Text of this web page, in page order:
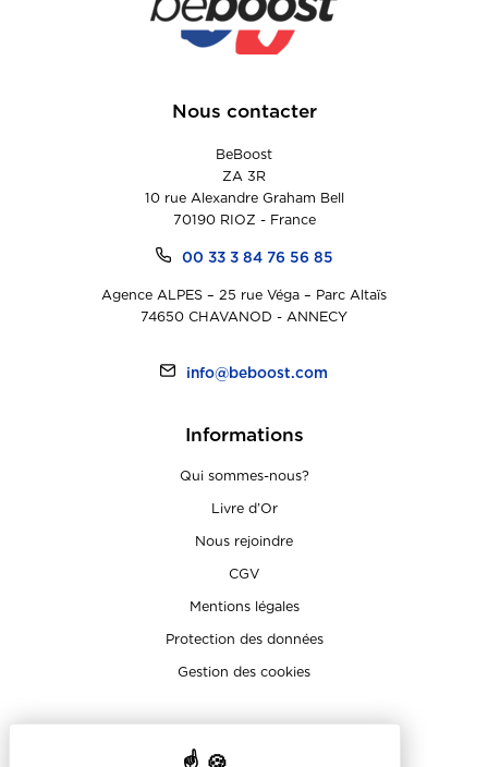
Nous contacter
BeBoost
ZA 3R
10 rue Alexandre Graham Bell
70190 RIOZ - France
00 33 3 84 76 56 85
Agence ALPES – 25 rue Véga – Parc Altaïs
74650 CHAVANOD - ANNECY
info@beboost.com
Informations
Qui sommes-nous?
Livre d’Or
Nous rejoindre
CGV
Mentions légales
Protection des données
Gestion des cookies
Sur les réseaux